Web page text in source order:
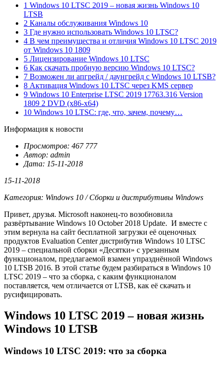
1 Windows 10 LTSC 2019 – новая жизнь Windows 10
LTSB
2 Каналы обслуживания Windows 10
3 Где нужно использовать Windows 10 LTSC?
4 В чем преимущества и отличия Windows 10 LTSC 2019
от Windows 10 1809
5 Лицензирование Windows 10 LTSC
6 Как скачать пробную версию Windows 10 LTSC?
7 Возможен ли апгрейд / даунгрейд с Windows 10 LTSB?
8 Активация Windows 10 LTSC через KMS сервер
9 Windows 10 Enterprise LTSC 2019 17763.316 Version
1809 2 DVD (x86-x64)
10 Windows 10 LTSC: где, что, зачем, почему…
Информация к новости
Просмотров: 467 777
Автор: admin
Дата: 15-11-2018
15-11-2018
Категория: Windows 10 / Сборки и дистрибутивы Windows
Привет, друзья. Microsoft наконец-то возобновила
развёртывание Windows 10 October 2018 Update. И вместе с
этим вернула на сайт бесплатной загрузки её оценочных
продуктов Evaluation Center дистрибутив Windows 10 LTSC
2019 – специальной сборки «Десятки» с урезанным
функционалом, предлагаемой взамен упразднённой Windows
10 LTSB 2016. В этой статье будем разбираться в Windows 10
LTSC 2019 – что за сборка, с каким функционалом
поставляется, чем отличается от LTSB, как её скачать и
русифицировать.
Windows 10 LTSC 2019 – новая жизнь
Windows 10 LTSB
Windows 10 LTSC 2019: что за сборка